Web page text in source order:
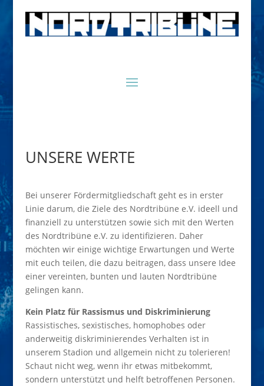
UNSERE WERTE
Bei unserer Fördermitgliedschaft geht es in erster
Linie darum, die Ziele des Nordtribüne e.V. ideell und
finanziell zu unterstützen sowie sich mit den Werten
des Nordtribüne e.V. zu identifizieren. Daher
möchten wir einige wichtige Erwartungen und Werte
mit euch teilen, die dazu beitragen, dass unsere Idee
einer vereinten, bunten und lauten Nordtribüne
gelingen kann.
Kein Platz für Rassismus und Diskriminierung
Rassistisches, sexistisches, homophobes oder
anderweitig diskriminierendes Verhalten ist in
unserem Stadion und allgemein nicht zu tolerieren!
Schaut nicht weg, wenn ihr etwas mitbekommt,
sondern unterstützt und helft betroffenen Personen.